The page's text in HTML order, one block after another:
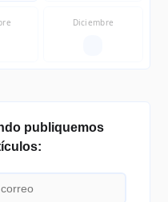
Diciembre
publiquemos